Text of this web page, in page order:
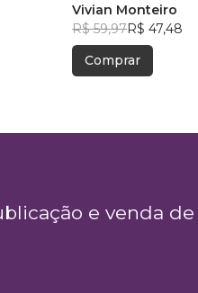
Vivian Monteiro
R$ 59,97R$ 47,48
Comprar
e venda de